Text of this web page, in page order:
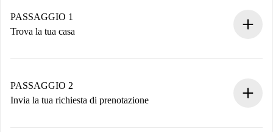
PASSAGGIO 1
Trova la tua casa
Hai tutte le informazioni necessarie in anticipo.
PASSAGGIO 2
Invia la tua richiesta di prenotazione